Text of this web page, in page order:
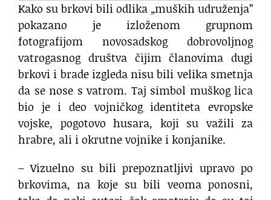
Kako su brkovi bili odlika „muških udruženja”
pokazano je izloženom grupnom
fotografijom novosadskog dobrovoljnog
vatrogasnog društva čijim članovima dugi
brkovi i brade izgleda nisu bili velika smetnja
da se nose s vatrom. Taj simbol muškog lica
bio je i deo vojničkog identiteta evropske
vojske, pogotovo husara, koji su važili za
hrabre, ali i okrutne vojnike i konjanike.
– Vizuelno su bili prepoznatljivi upravo po
brkovima, na koje su bili veoma ponosni,